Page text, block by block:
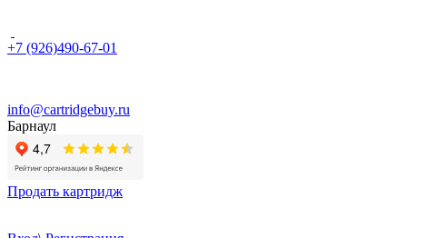
+7 (926)490-67-01
info@cartridgebuy.ru
Барнаул
Продать картридж